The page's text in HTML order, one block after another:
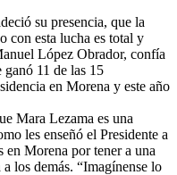
su presencia, que la
con esta lucha es total y
López Obrador, confía
ganó 11 de las 15
en Morena y este año
Mara Lezama es una
les enseñó el Presidente a
Morena por tener a una
los demás. “Imagínense lo